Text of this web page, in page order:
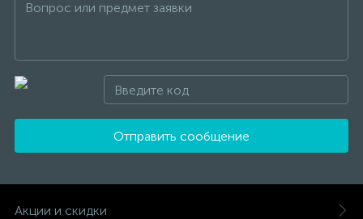
Отправить сообщение
Акции и скидки